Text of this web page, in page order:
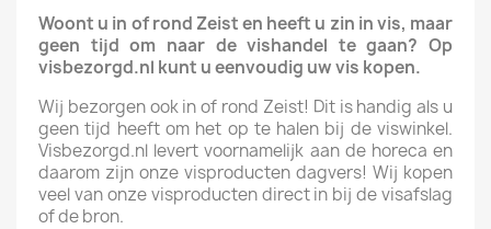
Woont u in of rond Zeist en heeft u zin in vis, maar
geen tijd om naar de vishandel te gaan? Op
visbezorgd.nl kunt u eenvoudig uw vis kopen.
Wij bezorgen ook in of rond Zeist! Dit is handig als u
geen tijd heeft om het op te halen bij de viswinkel.
Visbezorgd.nl levert voornamelijk aan de horeca en
daarom zijn onze visproducten dagvers! Wij kopen
veel van onze visproducten direct in bij de visafslag
of de bron.